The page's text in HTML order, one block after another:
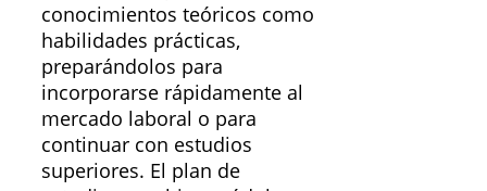
conocimientos teóricos como
habilidades prácticas,
preparándolos para
incorporarse rápidamente al
mercado laboral o para
continuar con estudios
superiores. El plan de